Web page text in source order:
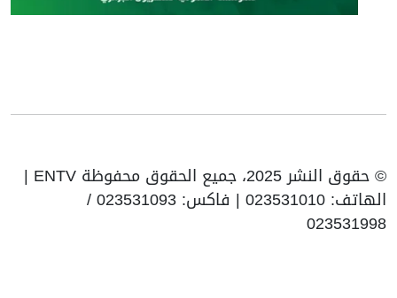
© حقوق النشر 2025، جميع الحقوق محفوظة ENTV |
الهاتف: 023531010 | فاكس: 023531093 /
023531998